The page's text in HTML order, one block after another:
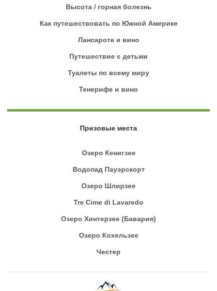
Высота / горная болезнь
Как путешествовать по Южной Америке
Лансароте и вино
Путешествие с детьми
Туалеты по всему миру
Тенерифе и вино
Призовые места
Озеро Кенигзее
Водопад Пауэрскорт
Озеро Шлирзее
Tre Cime di Lavaredo
Озеро Хинтерзее (Бавария)
Озеро Кохельзее
Честер